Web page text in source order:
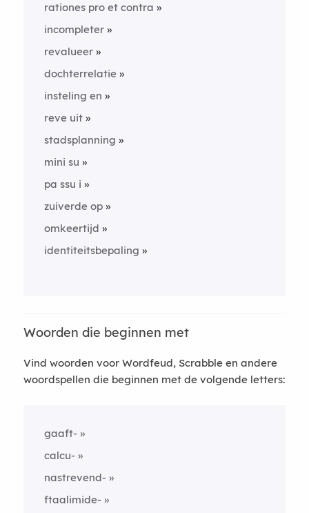
rationes pro et contra
incompleter
revalueer
dochterrelatie
insteling en
reve uit
stadsplanning
mini su
pa ssu i
zuiverde op
omkeertijd
identiteitsbepaling
Woorden die beginnen met
Vind woorden voor Wordfeud, Scrabble en andere
woordspellen die beginnen met de volgende letters:
gaaft-
calcu-
nastrevend-
ftaalimide-